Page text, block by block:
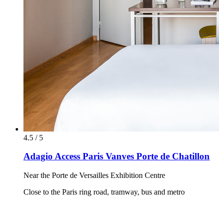
4.5 / 5
Adagio Access Paris Vanves Porte de Chatillon
Near the Porte de Versailles Exhibition Centre
Close to the Paris ring road, tramway, bus and metro